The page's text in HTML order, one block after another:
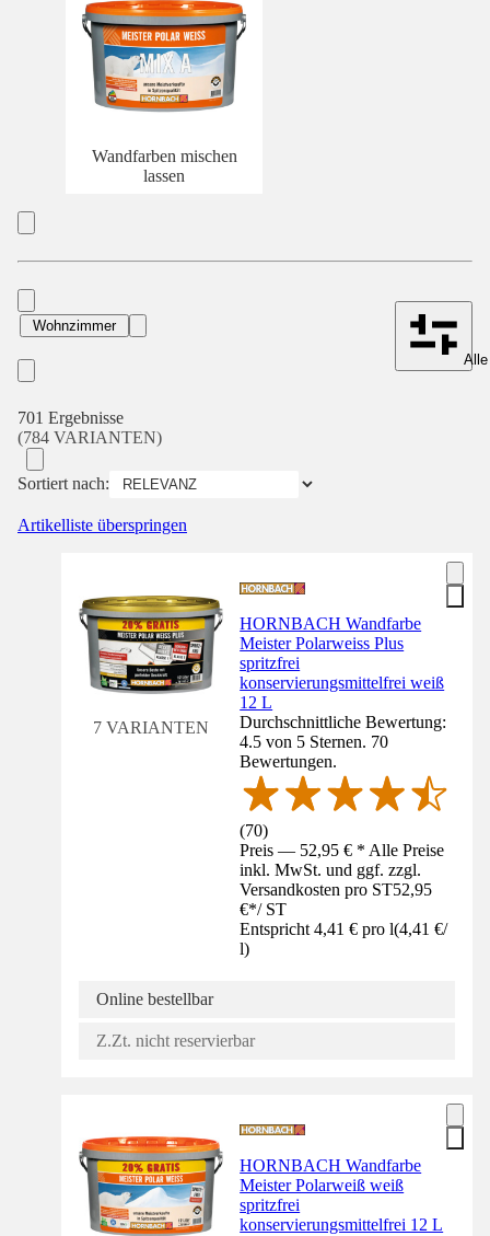
Wandfarben mischen
lassen
Wohnzimmer
701 Ergebnisse
(784 VARIANTEN)
Sortiert nach:
Artikelliste überspringen
7 VARIANTEN
HORNBACH Wandfarbe
Meister Polarweiss Plus
spritzfrei
konservierungsmittelfrei weiß
12 L
Durchschnittliche Bewertung:
4.5 von 5 Sternen. 70
Bewertungen.
(70)
Preis — 52,95 € * Alle Preise
inkl. MwSt. und ggf. zzgl.
Versandkosten pro ST52,95
€*/ ST
Entspricht 4,41 € pro l(4,41 €/
l)
Online bestellbar
Z.Zt. nicht reservierbar
HORNBACH Wandfarbe
Meister Polarweiß weiß
spritzfrei
konservierungsmittelfrei 12 L